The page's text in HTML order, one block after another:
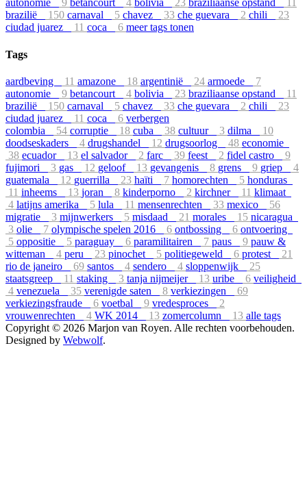
autonomie
9 betancourt 4 bolivia 23 braziliaanse opstand
11
brazilië
150 carnaval 5 chavez 33 che guevara 2 chili
23
ciudad juarez
11 coca 6 meer tags tonen
Tags
aardbeving 11 amazone 18 argentinië 24 armoede
7
autonomie
9 betancourt 4 bolivia 23 braziliaanse opstand
11
brazilië
150 carnaval 5 chavez 33 che guevara 2 chili
23
ciudad juarez
11 coca 6 verbergen
colombia
54 corruptie 18 cuba 38 cultuur 3 dilma
10
doodseskaders
4 drugshandel 12 drugsoorlog 48 economie
38 ecuador 13 el salvador 2 farc 39 feest 2 fidel castro
9
fujimori
3 gas 12 geloof 13 gevangenis 8 grens 9 griep
4
guatemala
12 guerrilla 23 haïti 7 homorechten 5 honduras
11 inheems 13 joran 8 kinderporno 2 kirchner 11 klimaat
4 latijns amerika 5 lula 11 mensenrechten 33 mexico
56
migratie
3 mijnwerkers 5 misdaad 21 morales 15 nicaragua
3 olie 7 olympische spelen 2016 6 ontbossing 6 ontvoering
5 oppositie 5 paraguay 6 paramilitairen 7 paus 9 pauw &
witteman
4 peru 23 pinochet 5 politiegeweld 6 protest
21
rio de janeiro
69 santos 4 sendero 4 sloppenwijk
25
staatsgreep
11 staking 3 tanja nijmeijer 13 uribe 6 veiligheid
4 venezuela 35 verenigde saten 8 verkiezingen
69
verkiezingsfraude
6 voetbal 9 vredesproces
2
vrouwenrechten
4 WK 2014 13 zomercolumn 13 alle tags
Copyright © 2026 Marjon van Royen. Alle rechten voorbehouden.
Designed by Webwolf.